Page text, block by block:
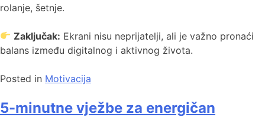
rolanje, šetnje.
Zaključak: Ekrani nisu neprijatelji, ali je važno pronaći
balans između digitalnog i aktivnog života.
Posted in Motivacija
5-minutne vježbe za energičan